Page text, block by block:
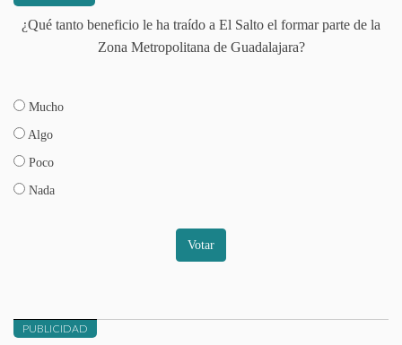
¿Qué tanto beneficio le ha traído a El Salto el formar parte de la
Zona Metropolitana de Guadalajara?
Mucho
Algo
Poco
Nada
Votar
PUBLICIDAD